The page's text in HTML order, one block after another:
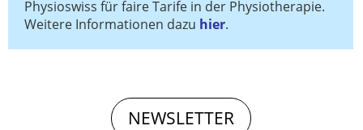
Physioswiss für faire Tarife in der Physiotherapie.
Weitere Informationen dazu hier.
NEWSLETTER